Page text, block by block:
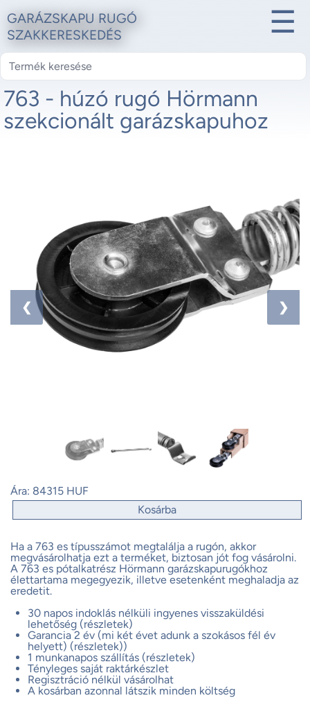
GARÁZSKAPU RUGÓ
SZAKKERESKEDÉS
☰
763 - húzó rugó Hörmann
szekcionált garázskapuhoz
❮ ❯
Ára: 84315 HUF
Kosárba
Ha a 763 es típusszámot megtalálja a rugón, akkor
megvásárolhatja ezt a terméket, biztosan jót fog vásárolni.
A 763 es pótalkatrész Hörmann garázskapurugókhoz
élettartama megegyezik, illetve esetenként meghaladja az
eredetit.
30 napos indoklás nélküli ingyenes visszaküldési
lehetőség (részletek)
Garancia 2 év (mi két évet adunk a szokásos fél év
helyett) (részletek))
1 munkanapos szállítás (részletek)
Tényleges saját raktárkészlet
Regisztráció nélkül vásárolhat
A kosárban azonnal látszik minden költség